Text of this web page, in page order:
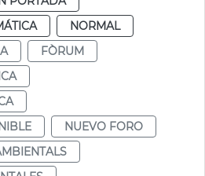
NORMAL
FÒRUM
NUEVO FORO